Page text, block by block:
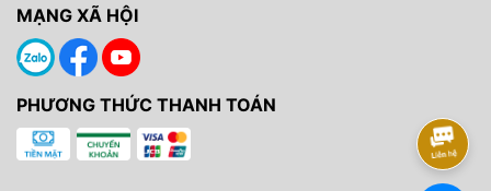
MẠNG XÃ HỘI
PHƯƠNG THỨC THANH TOÁN